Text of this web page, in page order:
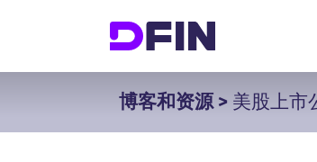
博客和资源> 美股上市